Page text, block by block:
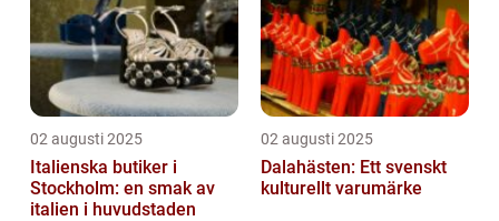
02 augusti 2025
Italienska butiker i
Stockholm: en smak av
italien i huvudstaden
02 augusti 2025
Dalahästen: Ett svenskt
kulturellt varumärke